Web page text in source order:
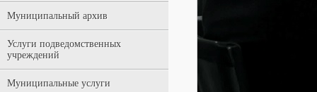
Муниципальный архив
Услуги подведомственных
учреждений
Муниципальные услуги